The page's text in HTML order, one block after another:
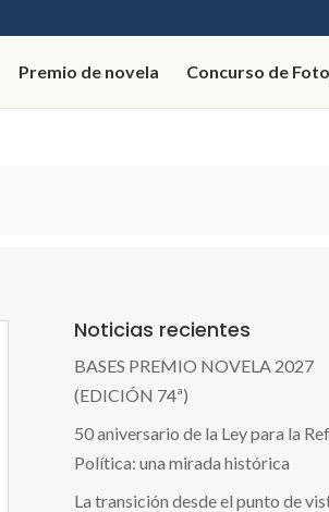
Premio de novela Concurso de
Noticias recientes
BASES PREMIO NOVELA 2027
(EDICIÓN 74ª)
50 aniversario de la Ley para la
Política: una mirada histórica
La transición desde el punto de